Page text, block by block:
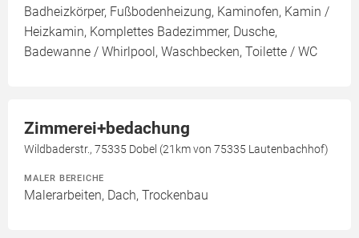
Badheizkörper, Fußbodenheizung, Kaminofen, Kamin /
Heizkamin, Komplettes Badezimmer, Dusche,
Badewanne / Whirlpool, Waschbecken, Toilette / WC
Zimmerei+bedachung
Wildbaderstr., 75335 Dobel (21km von 75335 Lautenbachhof)
MALER BEREICHE
Malerarbeiten, Dach, Trockenbau